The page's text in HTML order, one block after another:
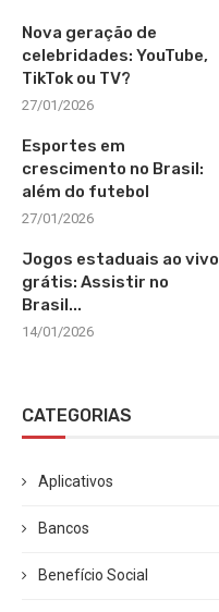
Nova geração de
celebridades: YouTube,
TikTok ou TV?
27/01/2026
Esportes em
crescimento no Brasil:
além do futebol
27/01/2026
Jogos estaduais ao vivo
grátis: Assistir no
Brasil...
14/01/2026
CATEGORIAS
Aplicativos
Bancos
Benefício Social